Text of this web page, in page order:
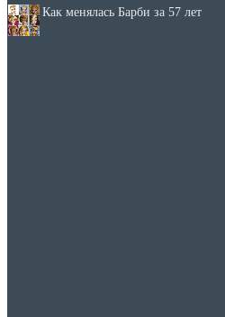
Как менялась Барби за 57 лет